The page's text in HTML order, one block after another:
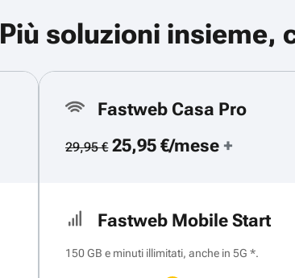
Più soluzioni insieme,
Fastweb Casa Pro
29,95 €25,95 €/mese +
Fastweb Mobile Start
150 GB e minuti illimitati, anche in 5G *.